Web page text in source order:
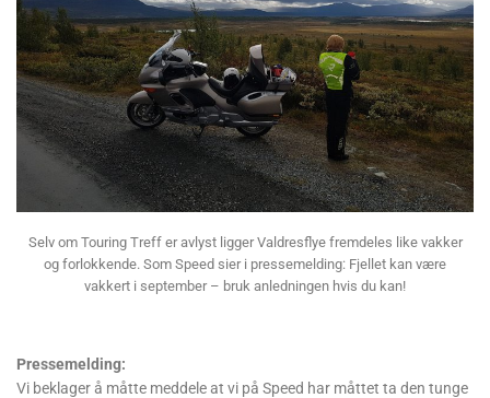
Selv om Touring Treff er avlyst ligger Valdresflye fremdeles like vakker
og forlokkende. Som Speed sier i pressemelding: Fjellet kan være
vakkert i september – bruk anledningen hvis du kan!
Pressemelding:
Vi beklager å måtte meddele at vi på Speed har måttet ta den tunge